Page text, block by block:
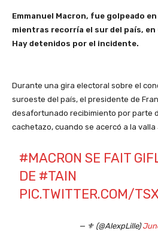
Emmanuel Macron, fue golpeado
mientras recorría el sur del país,
Hay detenidos por el incidente.
Durante una gira electoral sobre el
suroeste del país, el presidente de
desafortunado recibimiento por parte
cachetazo, cuando se acercó a la valla
#MACRON SE FAIT
DE #TAIN
PIC.TWITTER.COM/
— ⚜️ (@AlexpLille)